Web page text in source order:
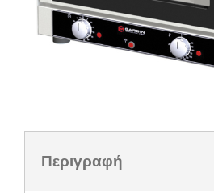
Περιγραφή